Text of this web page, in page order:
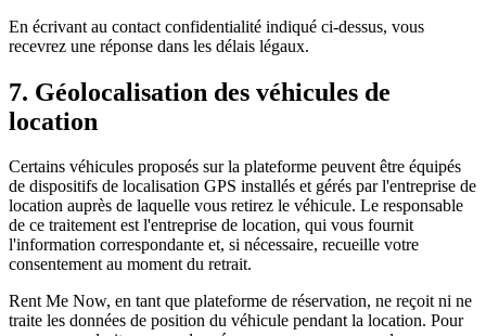
En écrivant au contact confidentialité indiqué ci-dessus, vous
recevrez une réponse dans les délais légaux.
7. Géolocalisation des véhicules de
location
Certains véhicules proposés sur la plateforme peuvent être équipés
de dispositifs de localisation GPS installés et gérés par l'entreprise de
location auprès de laquelle vous retirez le véhicule. Le responsable
de ce traitement est l'entreprise de location, qui vous fournit
l'information correspondante et, si nécessaire, recueille votre
consentement au moment du retrait.
Rent Me Now, en tant que plateforme de réservation, ne reçoit ni ne
traite les données de position du véhicule pendant la location. Pour